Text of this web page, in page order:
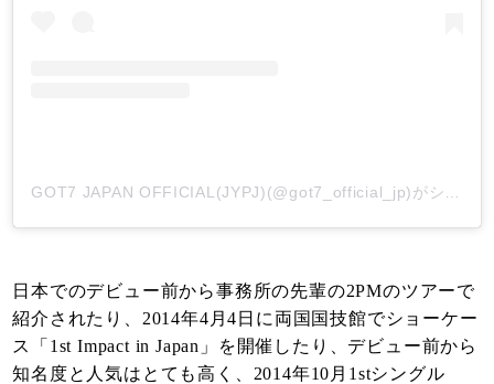
日本でのデビュー前から事務所の先輩の2PMのツアーで
紹介されたり、2014年4月4日に両国国技館でショーケー
ス「1st Impact in Japan」を開催したり、デビュー前から
知名度と人気はとても高く、2014年10月1stシングル